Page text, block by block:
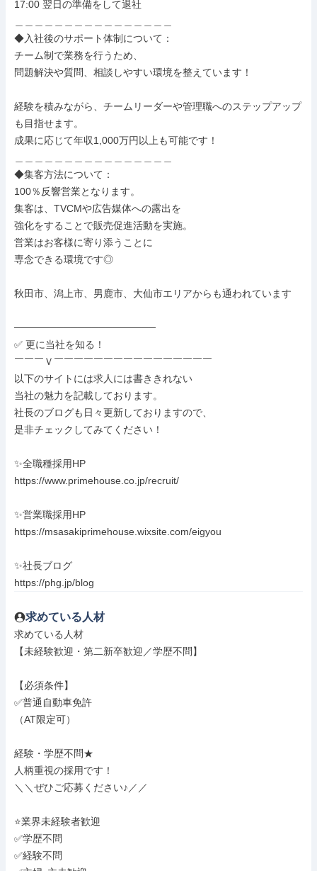
17:00 翌日の準備をして退社
◆入社後のサポート体制について：
チーム制で業務を行うため、
問題解決や質問、相談しやすい環境を整えています！
経験を積みながら、チームリーダーや管理職へのステップアップ
も目指せます。
成果に応じて年収1,000万円以上も可能です！
◆集客方法について：
100％反響営業となります。
集客は、TVCMや広告媒体への露出を
強化をすることで販売促進活動を実施。
営業はお客様に寄り添うことに
専念できる環境です◎
秋田市、潟上市、男鹿市、大仙市エリアからも通われています
────────────────────
✅ 更に当社を知る！
￣￣￣Ｖ￣￣￣￣￣￣￣￣￣￣￣￣￣￣￣￣
以下のサイトには求人には書ききれない
当社の魅力を記載しております。
社長のブログも日々更新しておりますので、
是非チェックしてみてください！
✨全職種採用HP
https://www.primehouse.co.jp/recruit/
✨営業職採用HP
https://msasakiprimehouse.wixsite.com/eigyou
✨社長ブログ
https://phg.jp/blog
求めている人材
求めている人材
【未経験歓迎・第二新卒歓迎／学歴不問】
【必須条件】
✅普通自動車免許
（AT限定可）
経験・学歴不問★
人柄重視の採用です！
＼＼ぜひご応募ください♪／／
⭐業界未経験者歓迎
✅学歴不問
✅経験不問